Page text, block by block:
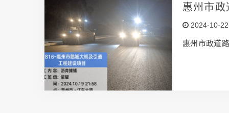
惠州市政
2024-10-22
惠州市政道